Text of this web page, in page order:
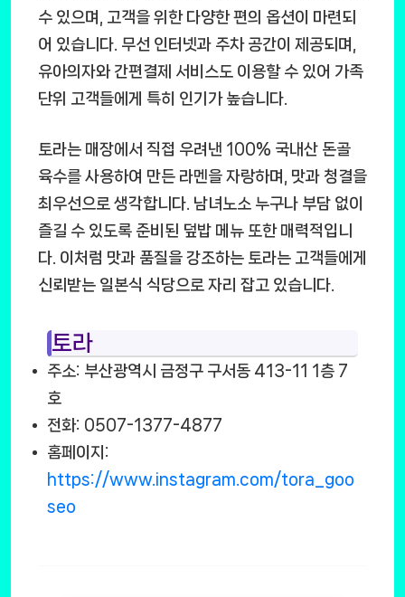
수 있으며, 고객을 위한 다양한 편의 옵션이 마련되
어 있습니다. 무선 인터넷과 주차 공간이 제공되며,
유아의자와 간편결제 서비스도 이용할 수 있어 가족
단위 고객들에게 특히 인기가 높습니다.
토라는 매장에서 직접 우려낸 100% 국내산 돈골
육수를 사용하여 만든 라멘을 자랑하며, 맛과 청결을
최우선으로 생각합니다. 남녀노소 누구나 부담 없이
즐길 수 있도록 준비된 덮밥 메뉴 또한 매력적입니
다. 이처럼 맛과 품질을 강조하는 토라는 고객들에게
신뢰받는 일본식 식당으로 자리 잡고 있습니다.
토라
주소: 부산광역시 금정구 구서동 413-11 1층 7
호
전화: 0507-1377-4877
홈페이지:
https://www.instagram.com/tora_goo
seo